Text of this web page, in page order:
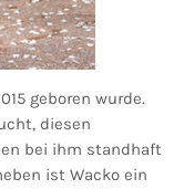
geboren wurde.
diesen
bei ihm standhaft
ist Wacko ein